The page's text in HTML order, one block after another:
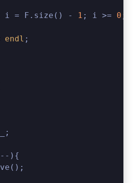
i = F.size() - 1 ; i >= 0 ;
endl ;
){